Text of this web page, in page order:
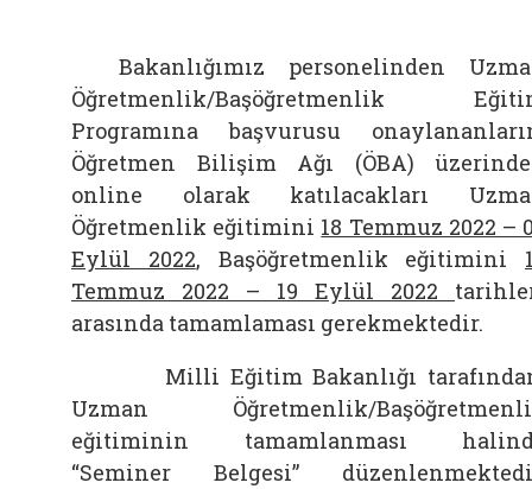
Bakanlığımız personelinden
Öğretmenlik/Başöğretmenlik
Programına başvurusu
Öğretmen Bilişim Ağı (ÖBA)
online olarak katılacakları
Öğretmenlik eğitimini 18 Temmuz 2022 –
Eylül 2022, Başöğretmenlik eğitimini
Temmuz 2022 – 19 Eylül 2022
arasında tamamlaması gerekmektedir.
Milli Eğitim Bakanlığı
Uzman Öğretmenlik/
eğitiminin tamamlanması
“Seminer Belgesi”